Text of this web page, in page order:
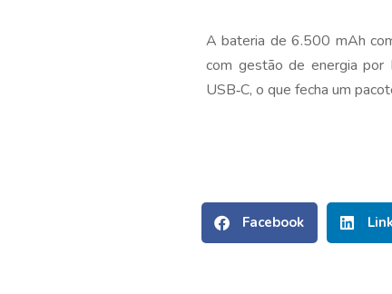
A bateria de 6.500 mAh
com gestão de energia por
USB‑C, o que fecha um
Facebook